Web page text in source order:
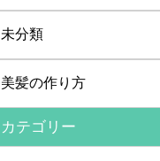
未分類
美髪の作り方
カテゴリー